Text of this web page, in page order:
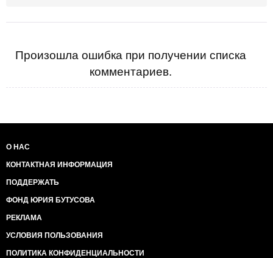
Произошла ошибка при получении списка
комментариев.
О НАС
КОНТАКТНАЯ ИНФОРМАЦИЯ
ПОДДЕРЖАТЬ
ФОНД ЮРИЯ БУТУСОВА
РЕКЛАМА
УСЛОВИЯ ПОЛЬЗОВАНИЯ
ПОЛИТИКА КОНФИДЕНЦИАЛЬНОСТИ